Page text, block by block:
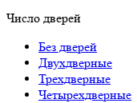
Число дверей
Без дверей
Двухдверные
Трехдверные
Четырехдверные